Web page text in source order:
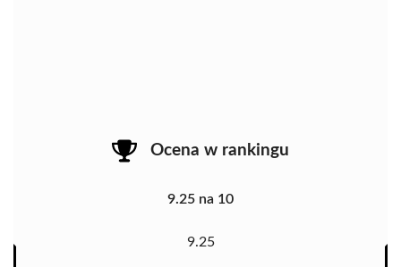
Ocena w rankingu
9.25 na 10
9.25